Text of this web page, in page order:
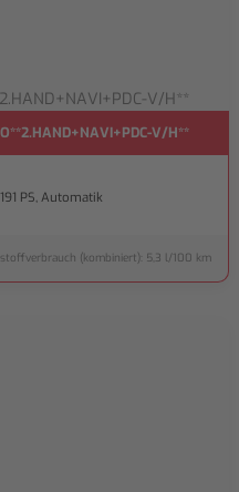
V/H**
PS, Automatik
(kombiniert): 5,3 l/100 km